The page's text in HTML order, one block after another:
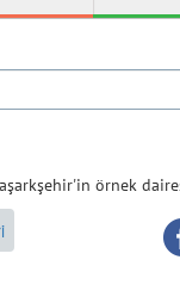
örnek